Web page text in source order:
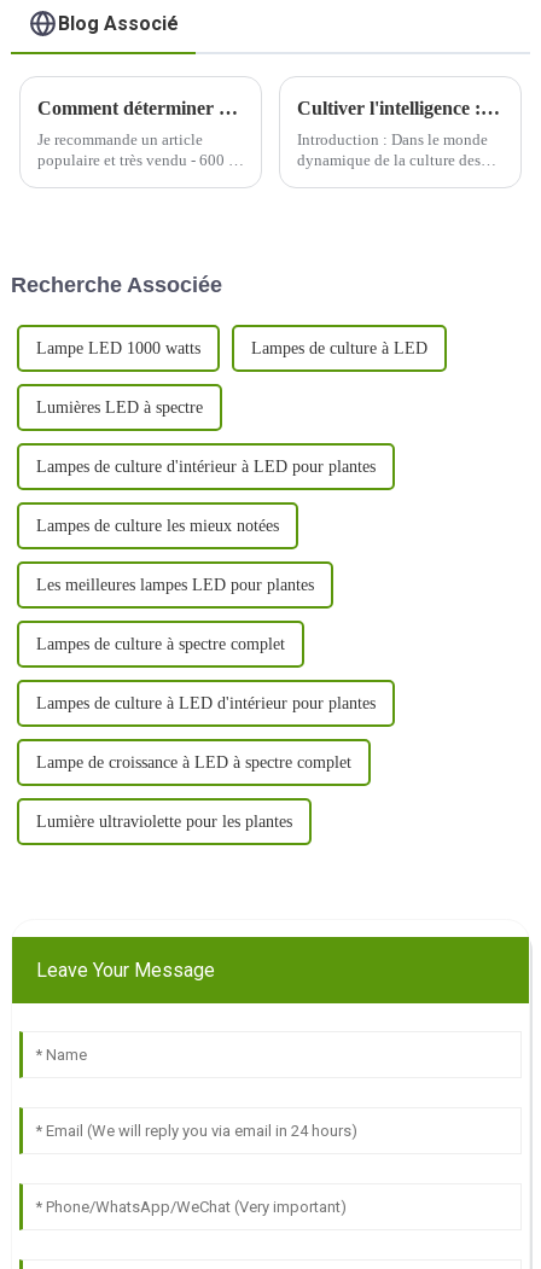
Blog Associé
Comment déterminer quelle longueur d’onde de lumière est nécessaire à la croissance de votre plante ?
Je recommande un article
populaire et très vendu - 600 W
détachable pour économiser
d'expédition, UV/IR...
Cultiver l'intelligence : éclairer l'avenir avec des lampes de culture à LED
Introduction : Dans le monde
dynamique de la culture des
difficile...
Recherche Associée
Lampe LED 1000 watts Lampes de culture à LED
Lumières LED à spectre
Lampes de culture d'intérieur à LED pour plantes
Lampes de culture les mieux notées
Les meilleures lampes LED pour plantes
Lampes de culture à spectre complet
Lampes de culture à LED d'intérieur pour plantes
Lampe de croissance à LED à spectre complet
Lumière ultraviolette pour les plantes
Leave Your Message